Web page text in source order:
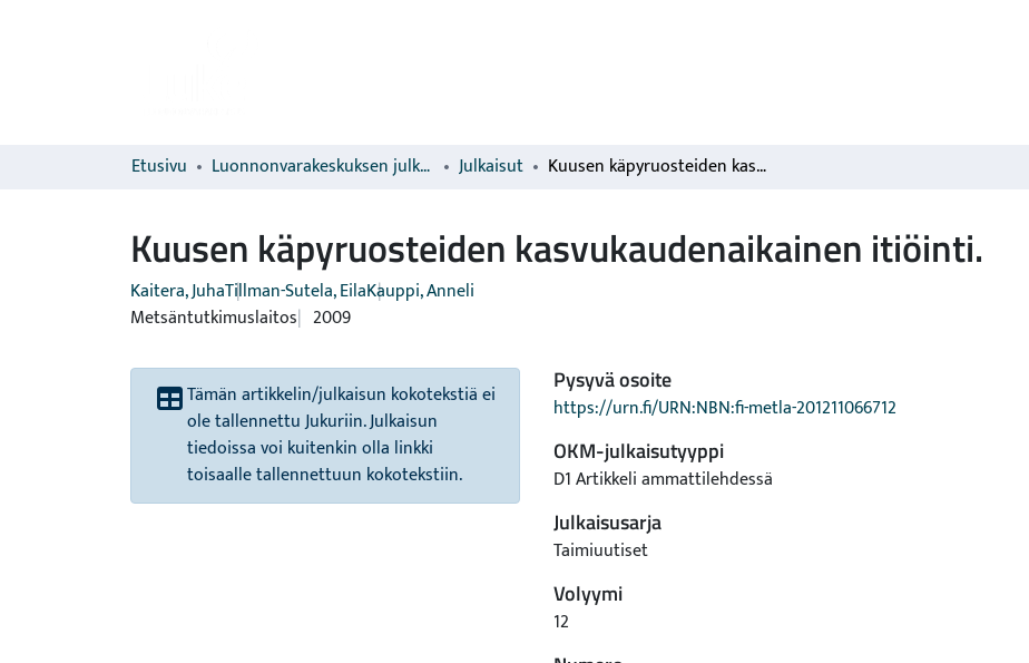
Etusivu Luonnonvarakeskuksen julkaisut Julkaisut Kuusen käpyruosteiden kasvukaudenaikainen itiöinti.
Kuusen käpyruosteiden kasvukaudenaikainen itiöinti.
Kaitera, JuhaTillman-Sutela, EilaKauppi, Anneli
Metsäntutkimuslaitos 2009
Tämän artikkelin/julkaisun kokotekstiä ei
ole tallennettu Jukuriin. Julkaisun
tiedoissa voi kuitenkin olla linkki
toisaalle tallennettuun kokotekstiin.
Pysyvä osoite
https://urn.fi/URN:NBN:fi-metla-201211066712
OKM-julkaisutyyppi
D1 Artikkeli ammattilehdessä
Julkaisusarja
Taimiuutiset
Volyymi
12